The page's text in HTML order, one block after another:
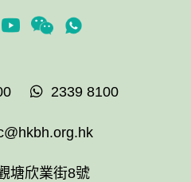
2339 8100
塘欣業街8號